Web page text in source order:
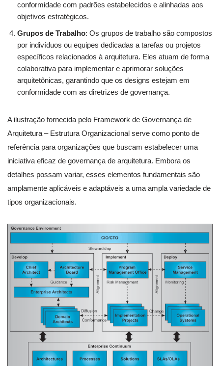
conformidade com padrões estabelecidos e alinhadas aos
objetivos estratégicos.
Grupos de Trabalho: Os grupos de trabalho são compostos
por indivíduos ou equipes dedicadas a tarefas ou projetos
específicos relacionados à arquitetura. Eles atuam de forma
colaborativa para implementar e aprimorar soluções
arquitetônicas, garantindo que os designs estejam em
conformidade com as diretrizes de governança.
A ilustração fornecida pelo Framework de Governança de
Arquitetura – Estrutura Organizacional serve como ponto de
referência para organizações que buscam estabelecer uma
iniciativa eficaz de governança de arquitetura. Embora os
detalhes possam variar, esses elementos fundamentais são
amplamente aplicáveis e adaptáveis a uma ampla variedade de
tipos organizacionais.